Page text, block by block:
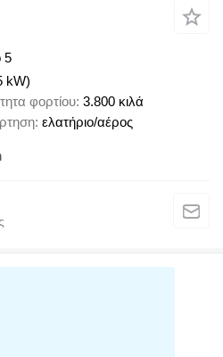
5
kW)
φορτίου 3.800 κιλά
ελατήριο/αέρος